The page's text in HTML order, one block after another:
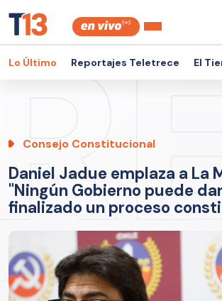
Lo Último Reportajes Teletrece El
Consejo Constitucional
Daniel Jadue emplaza a La
"Ningún Gobierno puede
finalizado un proceso